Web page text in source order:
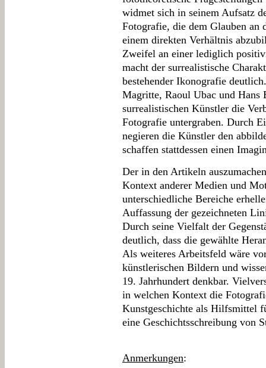
widmet sich in seinem Aufsatz
Fotografie, die dem Glauben an
einem direkten Verhältnis
Zweifel an einer lediglich
macht der surrealistische
bestehender Ikonografie
Magritte, Raoul Ubac und
surrealistischen Künstler die
Fotografie untergraben. Durch
negieren die Künstler den
schaffen stattdessen einen
Der in den Artikeln
Kontext anderer Medien und
unterschiedliche Bereiche
Auffassung der gezeichneten
Durch seine Vielfalt der
deutlich, dass die gewählte
Als weiteres Arbeitsfeld wäre
künstlerischen Bildern und
19. Jahrhundert denkbar.
in welchen Kontext die
Kunstgeschichte als Hilfsmittel
eine Geschichtsschreibung von
Anmerkungen: